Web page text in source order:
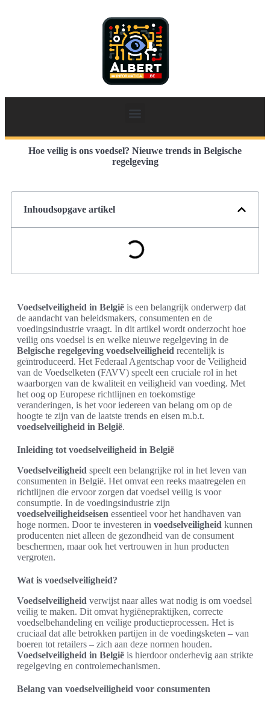
Hoe veilig is ons voedsel? Nieuwe trends in Belgische
regelgeving
Inhoudsopgave artikel
Voedselveiligheid in België is een belangrijk onderwerp dat
de aandacht van beleidsmakers, consumenten en de
voedingsindustrie vraagt. In dit artikel wordt onderzocht hoe
veilig ons voedsel is en welke nieuwe regelgeving in de
Belgische regelgeving voedselveiligheid recentelijk is
geïntroduceerd. Het Federaal Agentschap voor de Veiligheid
van de Voedselketen (FAVV) speelt een cruciale rol in het
waarborgen van de kwaliteit en veiligheid van voeding. Met
het oog op Europese richtlijnen en toekomstige
veranderingen, is het voor iedereen van belang om op de
hoogte te zijn van de laatste trends en eisen m.b.t.
voedselveiligheid in België.
Inleiding tot voedselveiligheid in België
Voedselveiligheid speelt een belangrijke rol in het leven van
consumenten in België. Het omvat een reeks maatregelen en
richtlijnen die ervoor zorgen dat voedsel veilig is voor
consumptie. In de voedingsindustrie zijn
voedselveiligheidseisen essentieel voor het handhaven van
hoge normen. Door te investeren in voedselveiligheid kunnen
producenten niet alleen de gezondheid van de consument
beschermen, maar ook het vertrouwen in hun producten
vergroten.
Wat is voedselveiligheid?
Voedselveiligheid verwijst naar alles wat nodig is om voedsel
veilig te maken. Dit omvat hygiënepraktijken, correcte
voedselbehandeling en veilige productieprocessen. Het is
cruciaal dat alle betrokken partijen in de voedingsketen – van
boeren tot retailers – zich aan deze normen houden.
Voedselveiligheid in België is hierdoor onderhevig aan strikte
regelgeving en controlemechanismen.
Belang van voedselveiligheid voor consumenten